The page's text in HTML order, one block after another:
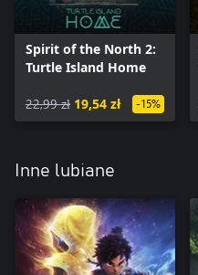
Spirit of the North 2:
Turtle Island Home
22,99 zł 19,54 zł -15%
Inne lubiane